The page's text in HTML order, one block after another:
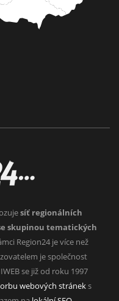
síť regionálních
skupinou tematických
Region24 je více než
je společnost
se již od roku 1997
webových stráneks